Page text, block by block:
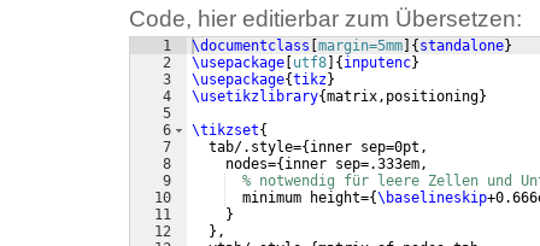
Code, hier editierbar zum Übersetzen:
1
2
3
4
5
6
7
8
9
10
11
12
\documentclass margin=5mm { standalone}
\usepackage utf8 { inputenc}
\usepackage{tikz}
\usetikzlibrary{matrix,positioning}
\tikzset{
  tab/.style=
{ inner sep=0pt,
    nodes=
{ inner sep=.333em,
% notwendig für leere Zellen und
  minimum height=
{\baselineskip
}
} ,